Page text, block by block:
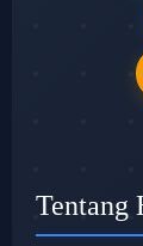
Tentang